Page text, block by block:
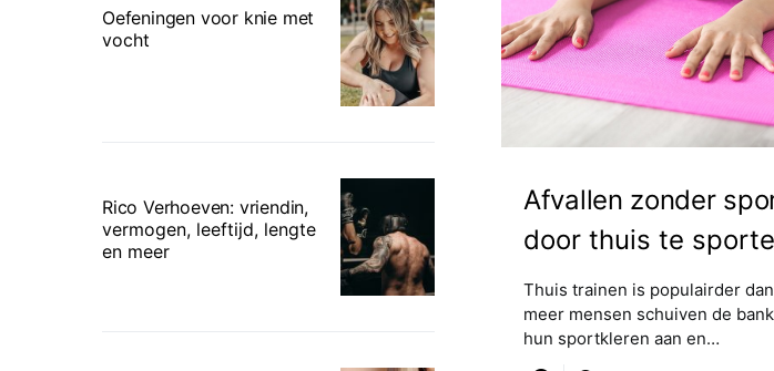
Afvallen zonder
door thuis te
Thuis trainen is populairder
meer mensen schuiven de
hun sportkleren aan en…
Oefeningen voor knie met
vocht
Rico Verhoeven: vriendin,
vermogen, leeftijd, lengte
en meer